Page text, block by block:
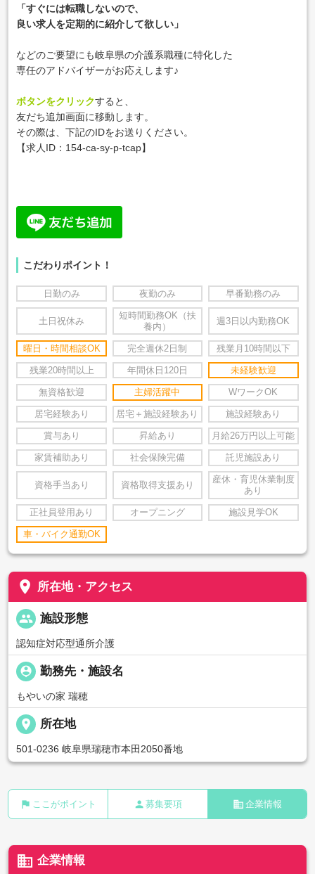
「すぐには転職しないので、
良い求人を定期的に紹介して欲しい」
などのご要望にも岐阜県の介護系職種に特化した
専任のアドバイザーがお応えします♪
ボタンをクリックすると、
友だち追加画面に移動します。
その際は、下記のIDをお送りください。
【求人ID：154-ca-sy-p-tcap】
こだわりポイント！
日勤のみ 夜勤のみ 早番勤務のみ
土日祝休み
短時間勤務OK（扶
養内）
週3日以内勤務OK
曜日・時間相談OK 完全週休2日制 残業月10時間以下
残業20時間以上 年間休日120日 未経験歓迎
無資格歓迎 主婦活躍中 WワークOK
居宅経験あり 居宅＋施設経験あり 施設経験あり
賞与あり 昇給あり 月給26万円以上可能
家賃補助あり 社会保険完備 託児施設あり
資格手当あり 資格取得支援あり
産休・育児休業制度
あり
正社員登用あり オープニング 施設見学OK
車・バイク通勤OK
place 所在地・アクセス
people 施設形態
認知症対応型通所介護
person_pin 勤務先・施設名
もやいの家 瑞穂
place 所在地
501-0236 岐阜県瑞穂市本田2050番地
flag ここがポイント person 募集要項 business 企業情報
business 企業情報